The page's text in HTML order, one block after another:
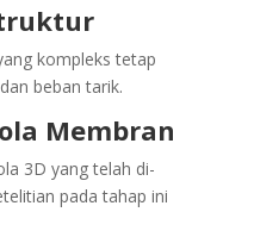
kompleks tetap
beban tarik.
Membran
3D yang telah di-
pada tahap ini